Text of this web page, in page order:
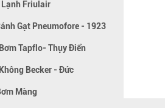
Lạnh Friulair
Gạt Pneumofore - 1923
Tapflo- Thụy Điển
Becker - Đức
Màng